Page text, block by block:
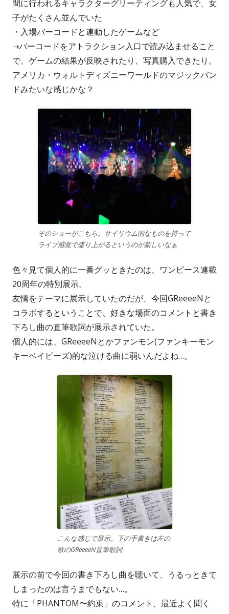
間に行われるキャラクターグリーティングも人気で、女
子がたくさん並んでいた
・入場バーコードと連動したゲームなど
→バーコードをアトラクション入口で読み込ませること
で、ゲームの結果が反映されたり、写真購入できたり。
アメリカ・ウォルトディズニーワールドのマジックバン
ドみたいな感じかな？
そのショーがこちら。サイリウム的なものを持って
ライブ感覚で盛り上がるというのが新しいなぁ
色々見て個人的に一番グッときたのは、ワンピース連載
20周年の特別展示。
友情をテーマに展示していたのだが、今回GReeeeNと
コラボするということで、好きな場面のコメントと書き
下ろし曲の直筆歌詞が展示されていた。
個人的には、GReeeeNとかファンモン(ファンキーモン
キーベイビーズ)的な泣ける曲に弱いんだよね…。
こんな感じで展示。下の手書きは左の
歌のGReeeeN直筆歌詞
展示の前で今回の書き下ろし曲を聴いて、うるっときて
しまったのは言うまでもない…。
特に「PHANTOM〜約束」のコメント、最近よく聞く